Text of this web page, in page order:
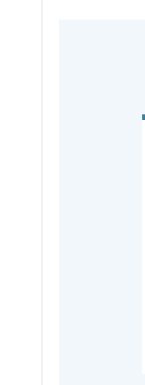
有名企業に在
新しい技術や流
自分たちのIPを